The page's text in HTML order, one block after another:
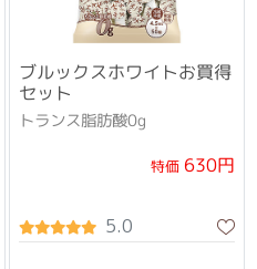
ブルックスホワイトお買得
セット
トランス脂肪酸0g
特価630円
5.0